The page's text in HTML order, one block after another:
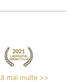
mai multe >>